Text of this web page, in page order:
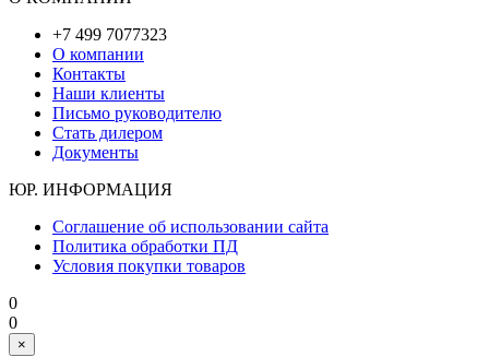
+7 499 7077323
О компании
Контакты
Наши клиенты
Письмо руководителю
Стать дилером
Документы
ЮР. ИНФОРМАЦИЯ
Соглашение об использовании сайта
Политика обработки ПД
Условия покупки товаров
0
0
×